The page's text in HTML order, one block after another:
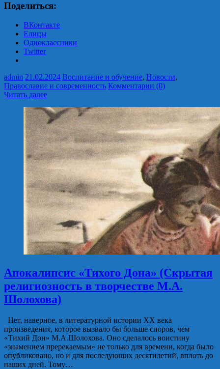
Поделиться:
ВКонтакте
Елицы
Одноклассники
Twitter
admin 21.02.2024 Воспитание и обучение, Новости,
Православие и современность Комментарии (0)
Читать далее
Апокалипсис «Тихого Дона» (Скрытая
религиозность в творчестве М.А.
Шолохова)
Нет, наверное, в литературной истории ХХ века
произведения, которое вызвало бы больше споров, чем
«Тихий Дон» М.А.Шолохова. Оно сделалось воистину
«знамением пререкаемым» не только для времени, когда было
опубликовано, но и для последующих десятилетий, вплоть до
наших дней. Тому…